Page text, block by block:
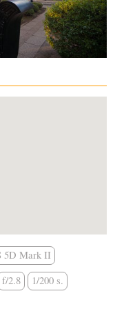
5D Mark II
f/2.8
1/200 s.